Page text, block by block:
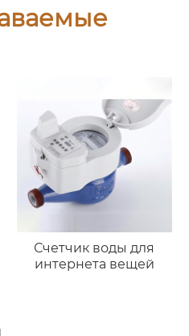
Счетчик воды для
интернета вещей